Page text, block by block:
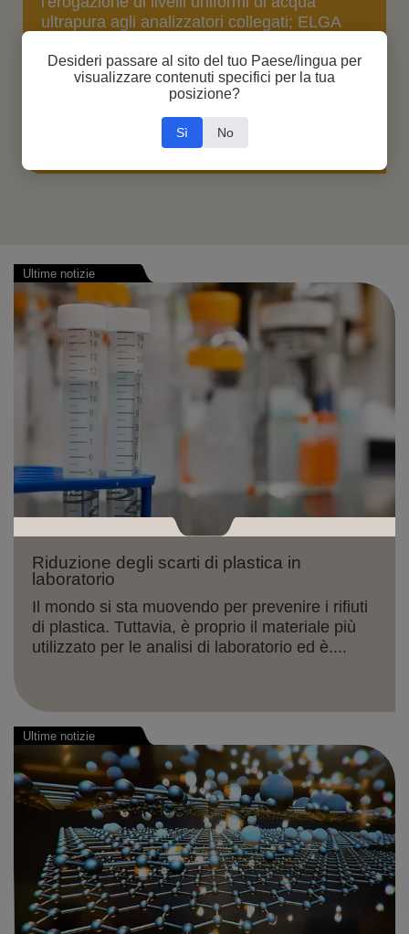
ultrapura agli analizzatori collegati; ELGA
Riduzione degli scarti di plastica in
laboratorio
Il mondo si sta muovendo per prevenire i rifiuti
di plastica. Tuttavia, è proprio il materiale più
utilizzato per le analisi di laboratorio ed è....
Desideri passare al sito del tuo Paese/lingua per
visualizzare contenuti specifici per la tua
posizione?
Sì No